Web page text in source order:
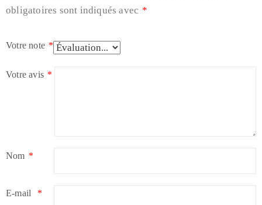
obligatoires sont indiqués avec *
Votre note *
Votre avis *
Nom *
E-mail *